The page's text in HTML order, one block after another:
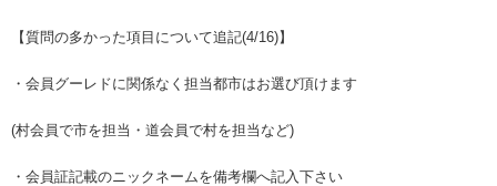
【質問の多かった項目について追記(4/16)】
・会員グーレドに関係なく担当都市はお選び頂けます
(村会員で市を担当・道会員で村を担当など)
・会員証記載のニックネームを備考欄へ記入下さい